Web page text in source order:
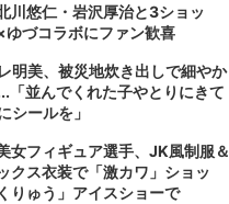
川悠仁・岩沢厚治と3ショッ
づコラボにファン歓喜
明美、被災地炊き出しで細やか
「並んでくれた子やとりにきて
シールを」
女フィギュア選手、JK風制服＆
クス衣装で「激カワ」ショッ
りゅう」アイスショーで